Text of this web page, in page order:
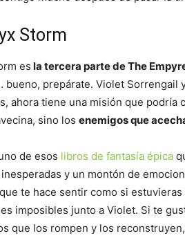
Storm
es la tercera parte de The
bueno, prepárate. Violet Sorrengail
ahora tiene una misión que podría
sino los enemigos que
de esos libros de fantasía épica
y un montón de
te hace sentir como si
imposibles junto a Violet. Si te
que los rompen y los